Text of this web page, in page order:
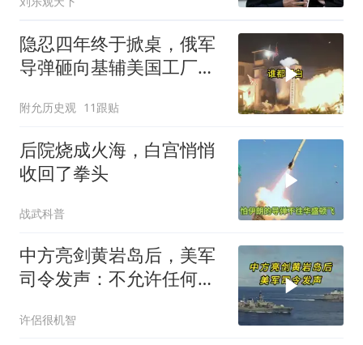
隐忍四年终于掀桌，俄军
导弹砸向基辅美国工厂，
附允历史观 11跟贴
后院烧成火海，白宫悄悄
收回了拳头
战武科普
中方亮剑黄岩岛后，美军
司令发声：不允许任何国
许侶很机智